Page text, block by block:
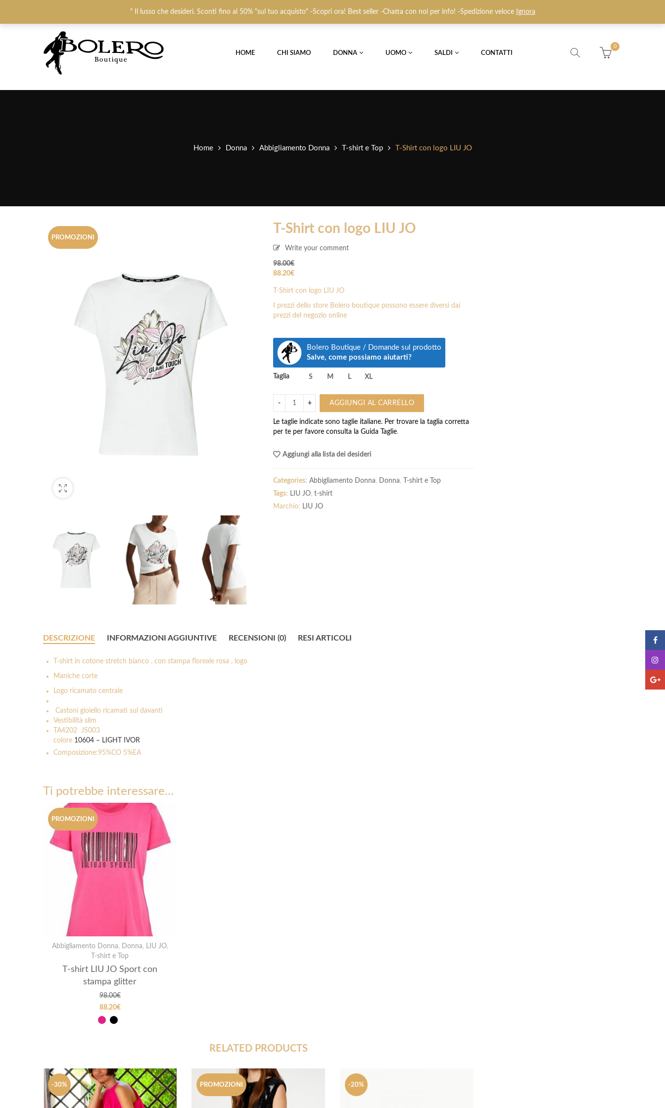
" Il lusso che desideri. Sconti fino al 50% "sul tuo acquisto" -Scopri ora! Best seller -Chatta con noi per info! -Spedizione veloce Ignora
+393487719948- 0825781637 Login / Register
HOME CHI SIAMO DONNA UOMO SALDI CONTATTI
0
Home Donna Abbigliamento Donna T-shirt e Top T-Shirt con logo LIU JO
PROMOZIONI
T-Shirt con logo LIU JO
Write your comment
98.00€
88.20€
T-Shirt con logo LIU JO
I prezzi dello store Bolero boutique possono essere diversi dai
prezzi del negozio online
Bolero Boutique / Domande sul prodotto
Salve, come possiamo aiutarti?
Taglia S M L XL
AGGIUNGI AL CARRELLO
Le taglie indicate sono taglie italiane. Per trovare la taglia corretta
per te per favore consulta la Guida Taglie.
Aggiungi alla lista dei desideri
Categories: Abbigliamento Donna, Donna,
T-shirt e Top
Tags: LIU JO, t-shirt
Marchio: LIU JO
DESCRIZIONE INFORMAZIONI AGGIUNTIVE RECENSIONI (0) RESI ARTICOLI
T-shirt in cotone stretch bianco , con stampa floreale rosa , logo
Maniche corte
Logo ricamato centrale
Castoni gioiello ricamati sul davanti
Vestibilità slim
TA4202 JS003
colore 10604 – LIGHT IVOR
Composizione:95%CO 5%EA
Ti potrebbe interessare…
PROMOZIONI
Abbigliamento Donna, Donna, LIU JO,
T-shirt e Top
T-shirt LIU JO Sport con
stampa glitter
98.00€
88.20€
RELATED PRODUCTS
-30% PROMOZIONI -20%